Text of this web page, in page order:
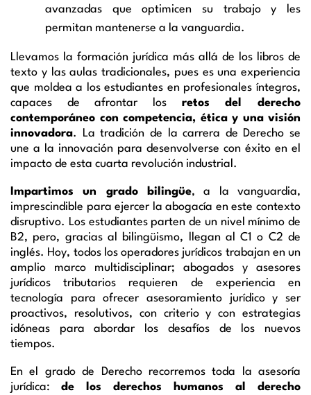
avanzadas que optimicen su trabajo y les
permitan mantenerse a la vanguardia.
Llevamos la formación jurídica más allá de los libros de
texto y las aulas tradicionales, pues es una experiencia
que moldea a los estudiantes en profesionales íntegros,
capaces de afrontar los retos del derecho
contemporáneo con competencia, ética y una visión
innovadora. La tradición de la carrera de Derecho se
une a la innovación para desenvolverse con éxito en el
impacto de esta cuarta revolución industrial.
Impartimos un grado bilingüe, a la vanguardia,
imprescindible para ejercer la abogacía en este contexto
disruptivo. Los estudiantes parten de un nivel mínimo de
B2, pero, gracias al bilingüismo, llegan al C1 o C2 de
inglés. Hoy, todos los operadores jurídicos trabajan en un
amplio marco multidisciplinar; abogados y asesores
jurídicos tributarios requieren de experiencia en
tecnología para ofrecer asesoramiento jurídico y ser
proactivos, resolutivos, con criterio y con estrategias
idóneas para abordar los desafíos de los nuevos
tiempos.
En el grado de Derecho recorremos toda la asesoría
jurídica: de los derechos humanos al derecho